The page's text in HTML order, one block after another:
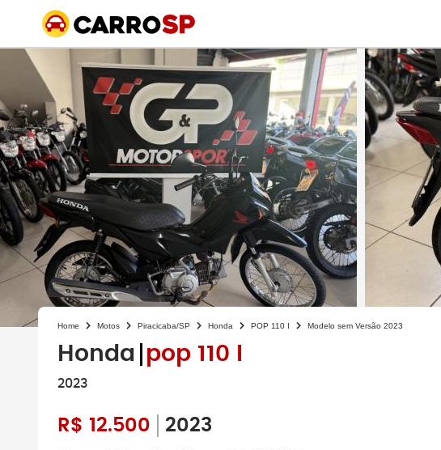
Home Motos Piracicaba/SP Honda POP 110 I Modelo sem Versão 2023
Honda pop 110 I
2023
R$ 12.500 2023